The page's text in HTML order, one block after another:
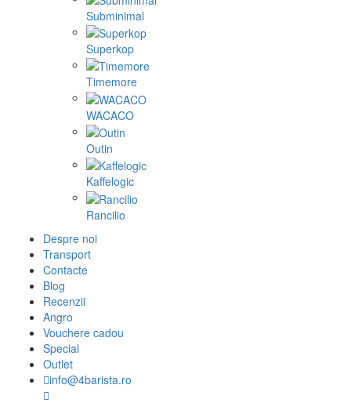
Subminimal
Superkop
Timemore
WACACO
Outin
Kaffelogic
Rancilio
Despre noi
Transport
Contacte
Blog
Recenzii
Angro
Vouchere cadou
Special
Outlet
info@4barista.ro